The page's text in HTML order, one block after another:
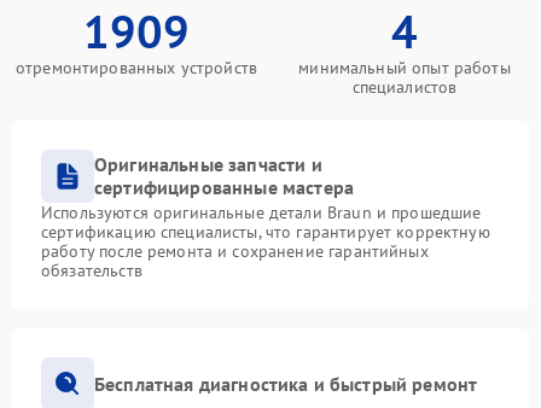
1909
отремонтированных устройств
4
минимальный опыт работы
специалистов
Оригинальные запчасти и
сертифицированные мастера
Используются оригинальные детали Braun и прошедшие
сертификацию специалисты, что гарантирует корректную
работу после ремонта и сохранение гарантийных
обязательств
Бесплатная диагностика и быстрый ремонт